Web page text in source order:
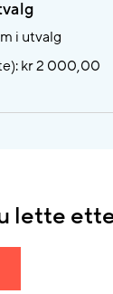
i utvalg
kr 2 000,00
lette